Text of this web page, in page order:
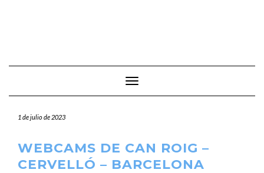
Cambiar modo de navegación
1 de julio de 2023
WEBCAMS DE CAN ROIG –
CERVELLÓ – BARCELONA